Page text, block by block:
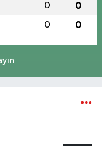
0 0
0 0